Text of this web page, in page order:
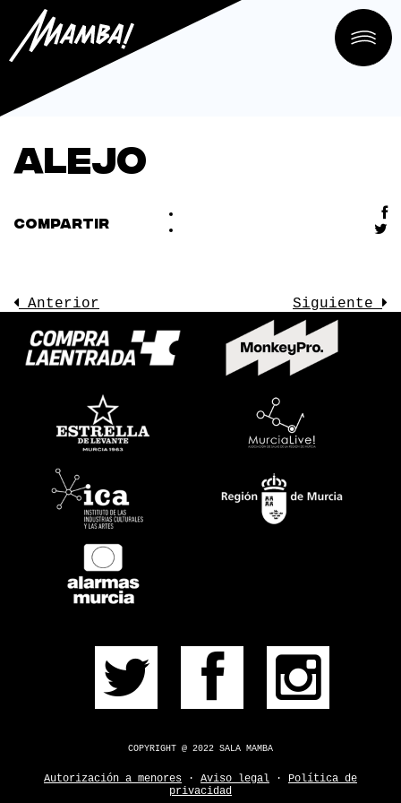
LA SALA
EVENTOS
PRÓXIMOS
CONSÍGUELA
PULSERA
¿DUDAS?
Alejo
COMPARTIR
Anterior Siguiente
COPYRIGHT @ 2022 SALA MAMBA
Autorización a menores · Aviso legal · Política de
privacidad